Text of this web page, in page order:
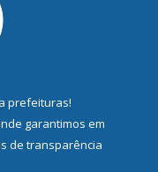
prefeituras!
garantimos em
de transparência